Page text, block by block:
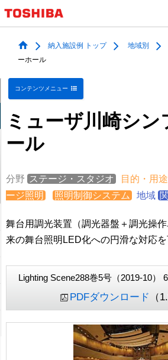
納入施設例 トップ 地域別
ーホール
コンテンツメニュー
ミューザ川崎シン
ール
分野 ステージ・スタジオ 目的・用途
ージ照明
照明制御システム 地域
舞台用調光装置（調光器盤＋調光操
来の舞台照明LED化への円滑な対応を
Lighting Scene288巻5号（2019-10）
PDFダウンロード （